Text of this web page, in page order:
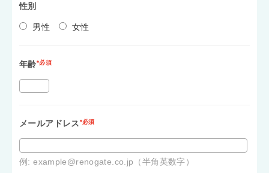
性別
男性 女性
年齢*必須
メールアドレス*必須
例: example@renogate.co.jp（半角英数字）